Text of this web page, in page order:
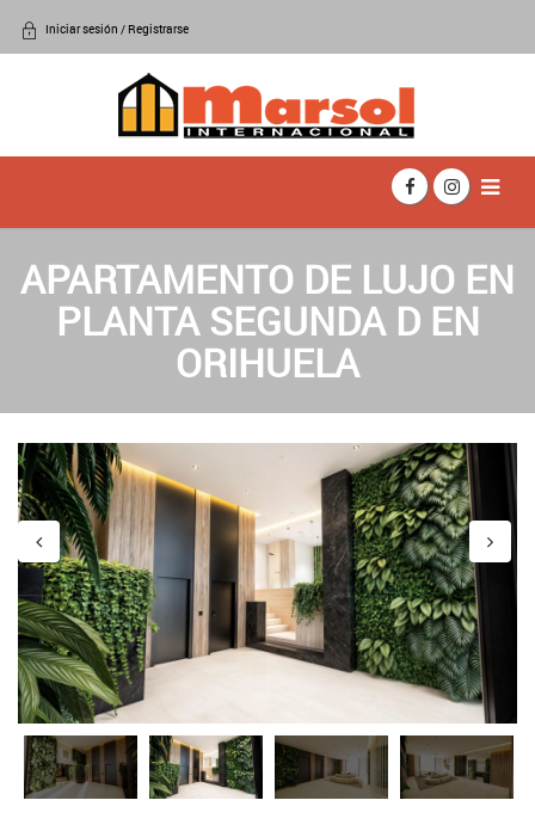
Iniciar sesión / Registrarse
APARTAMENTO DE LUJO EN
PLANTA SEGUNDA D EN
ORIHUELA